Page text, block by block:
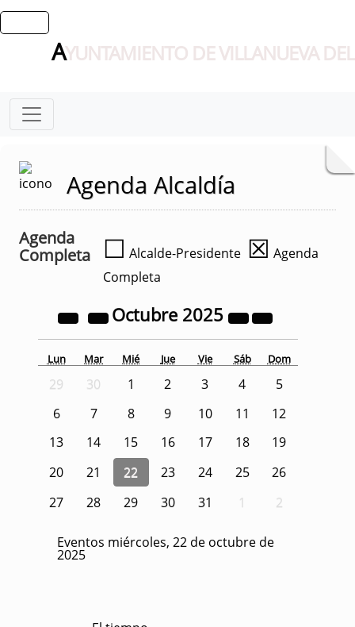
AYUNTAMIENTO DE VILLANUEVA
Agenda Alcaldía
Agenda
Completa
☐ Alcalde-Presidente ☒ Agenda
Completa
Octubre 2025
Lun Mar Mié Jue Vie Sáb Dom
29 30 1 2 3 4
5
6
7 8 9 10 11
12
13
14 15 16 17 18
19
20
21 22 23 24 25
26
27
28 29 30 31 1 2
Eventos miércoles, 22 de octubre de
2025